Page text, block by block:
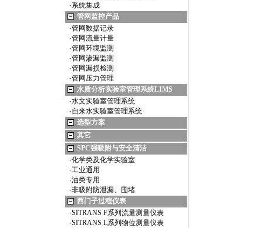
·系统集成
管网监控产品
·管网数据记录
·管网流量计量
·管网环境监测
·管网渗漏监测
·管网漏损检测
·管网压力管理
水质分析实验室管理系统LIMS
·水文实验室管理系统
·自来水实验室管理系统
选型方案
其它
SPC强吸附与安全清洁
·化学类及化学实验室
·工业通用
·油类专用
·非吸附防泄漏、围堵
西门子过程仪表
·SITRANS F系列流量测量仪表
·SITRANS L系列物位测量仪表